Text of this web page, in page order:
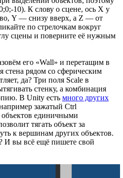
10). К слову о сцене, ось X у
Y — снизу вверх, а Z — от
по стрелочкам вокруг
сцены и поверните её нужным
его «Wall» и перетащим в
стена рядом со сферическим
да? Три поля Scale в
стенку, а комбинация
В Unity есть много других
зажатый Ctrl
единичными
тягать объект за
к вершинам других объектов.
И вы всё ещё пишете свой